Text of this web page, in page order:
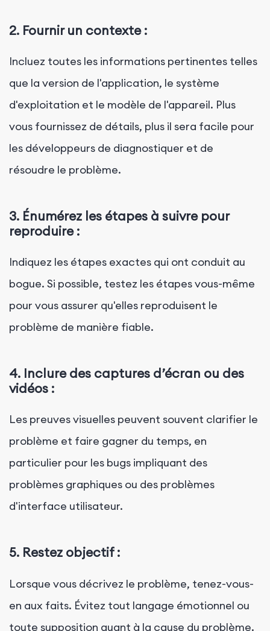
2. Fournir un contexte :
Incluez toutes les informations pertinentes telles
que la version de l'application, le système
d'exploitation et le modèle de l'appareil. Plus
vous fournissez de détails, plus il sera facile pour
les développeurs de diagnostiquer et de
résoudre le problème.
3. Énumérez les étapes à suivre pour
reproduire :
Indiquez les étapes exactes qui ont conduit au
bogue. Si possible, testez les étapes vous-même
pour vous assurer qu'elles reproduisent le
problème de manière fiable.
4. Inclure des captures d’écran ou des
vidéos :
Les preuves visuelles peuvent souvent clarifier le
problème et faire gagner du temps, en
particulier pour les bugs impliquant des
problèmes graphiques ou des problèmes
d'interface utilisateur.
5. Restez objectif :
Lorsque vous décrivez le problème, tenez-vous-
en aux faits. Évitez tout langage émotionnel ou
toute supposition quant à la cause du problème.